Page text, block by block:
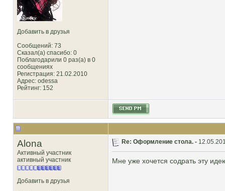
Добавить в друзья
Сообщений: 73
Сказал(а) спасибо: 0
Поблагодарили 0 раз(а) в 0
сообщениях
Регистрация: 21.02.2010
Адрес: odessa
Рейтинг: 152
Alona
Активный участник
активный участник
Добавить в друзья
Re: Оформление стола. -
Мне уже хочется содрать эту